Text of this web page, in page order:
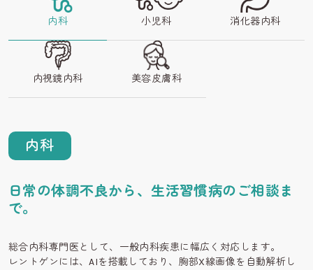
内科 小児科 消化器内科
内視鏡内科 美容皮膚科
内科
日常の体調不良から、生活習慣病のご相談ま
で。
総合内科専門医として、一般内科疾患に幅広く対応します。
レントゲンには、AIを搭載しており、胸部X線画像を自動解析し